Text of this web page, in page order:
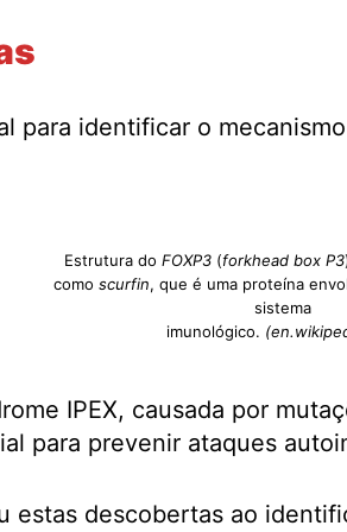
para identificar o
Estrutura do FOXP3 (forkhead box P3
como scurfin, que é uma proteína
sistema
imunológico.
IPEX, causada por
para prevenir ataques
estas descobertas ao